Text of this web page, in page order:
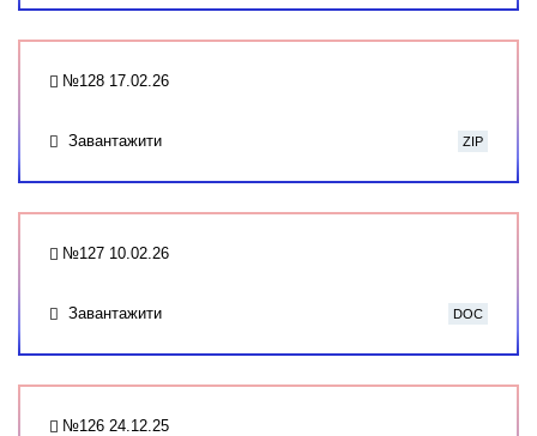
№128 17.02.26
Завантажити ZIP
№127 10.02.26
Завантажити DOC
№126 24.12.25